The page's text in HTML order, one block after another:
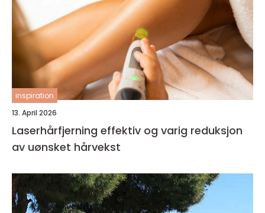
inspiration
13. April 2026
Laserhårfjerning effektiv og varig reduksjon
av uønsket hårvekst